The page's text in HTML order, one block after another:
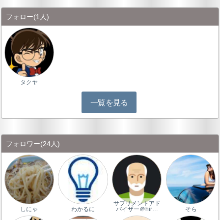
フォロー(1人)
タクヤ
一覧を見る
フォロワー(24人)
しにゃ わかるに
サプリメントアド
バイザー＠hir…
そら